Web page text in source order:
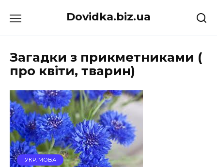
до
Dovidka.biz.ua
Загадки з прикметниками (
про квіти, тварин)
УКР. МОВА